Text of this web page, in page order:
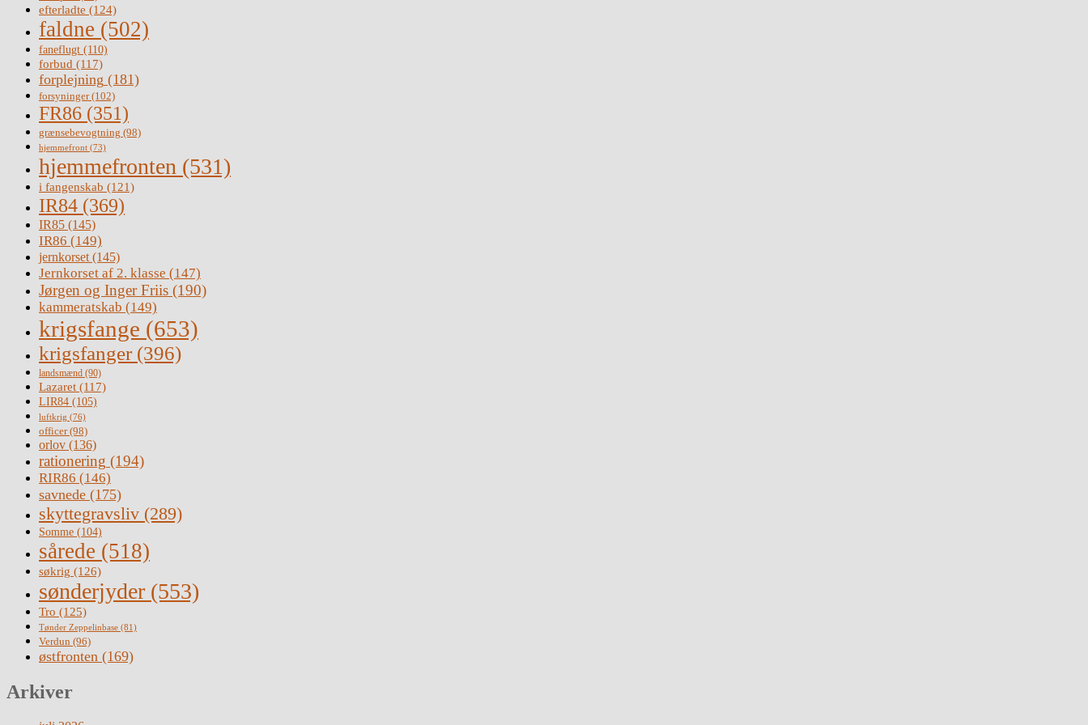
efterladte (124)
faldne (502)
faneflugt (110)
forbud (117)
forplejning (181)
forsyninger(102)
FR86 (351)
grænsebevogtning (98)
hjemmefront (73)
hjemmefronten (531)
i fangenskab (121)
IR84 (369)
IR85 (145)
IR86 (149)
jernkorset(145)
Jernkorset af 2. klasse (147)
Jørgen og Inger Friis (190)
kammeratskab (149)
krigsfange (653)
krigsfanger (396)
landsmænd (90)
Lazaret (117)
LIR84 (105)
luftkrig (76)
officer(98)
orlov (136)
rationering (194)
RIR86 (146)
savnede (175)
skyttegravsliv (289)
Somme (104)
sårede (518)
søkrig (126)
sønderjyder (553)
Tro (125)
Tønder Zeppelinbase (81)
Verdun (96)
østfronten (169)
Arkiver